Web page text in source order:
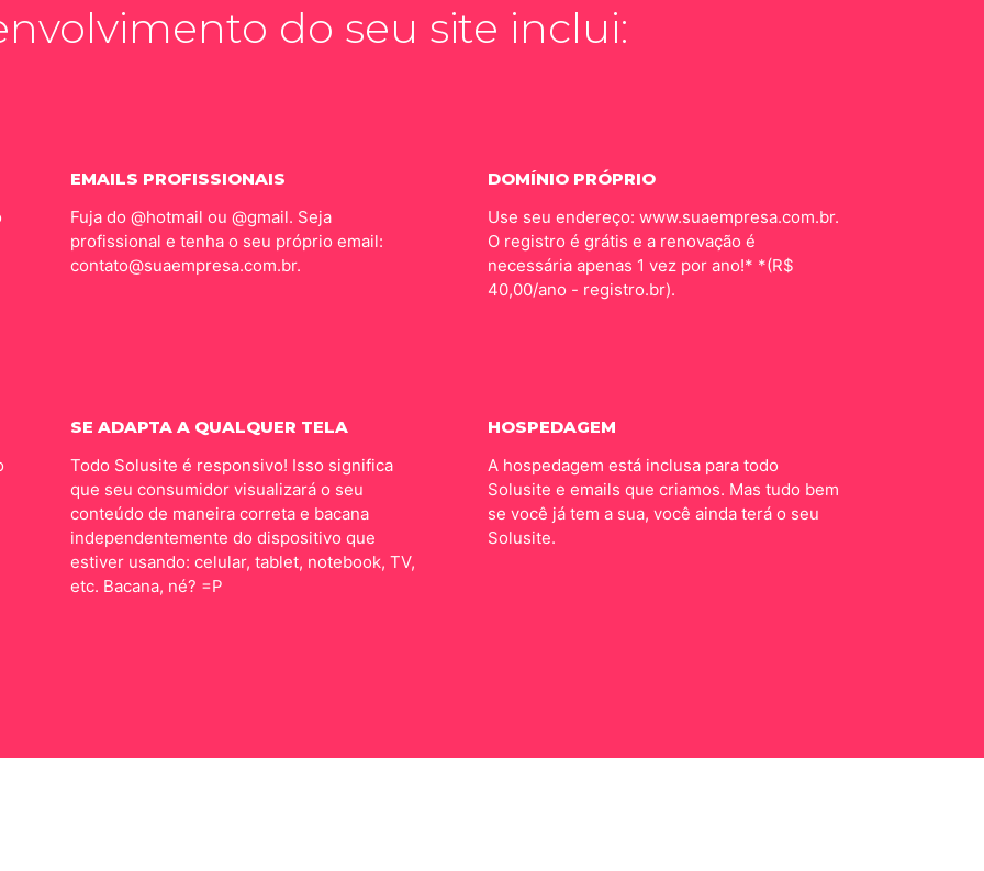
do seu site inclui:
EMAILS PROFISSIONAIS
Fuja do @hotmail ou @gmail. Seja
profissional e tenha o seu próprio email:
contato@suaempresa.com.br.
DOMÍNIO PRÓPRIO
Use seu endereço: www.suaempresa.com.br.
O registro é grátis e a renovação é
necessária apenas 1 vez por ano!* *(R$
40,00/ano - registro.br).
SE ADAPTA A QUALQUER TELA
Todo Solusite é responsivo! Isso significa
que seu consumidor visualizará o seu
conteúdo de maneira correta e bacana
independentemente do dispositivo que
estiver usando: celular, tablet, notebook, TV,
etc. Bacana, né? =P
HOSPEDAGEM
A hospedagem está inclusa para todo
Solusite e emails que criamos. Mas tudo bem
se você já tem a sua, você ainda terá o seu
Solusite.